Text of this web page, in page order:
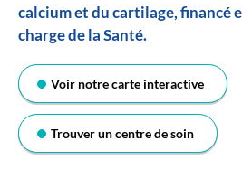
calcium et du cartilage, financé
charge de la Santé.
Voir notre carte interactive
Trouver un centre de soin